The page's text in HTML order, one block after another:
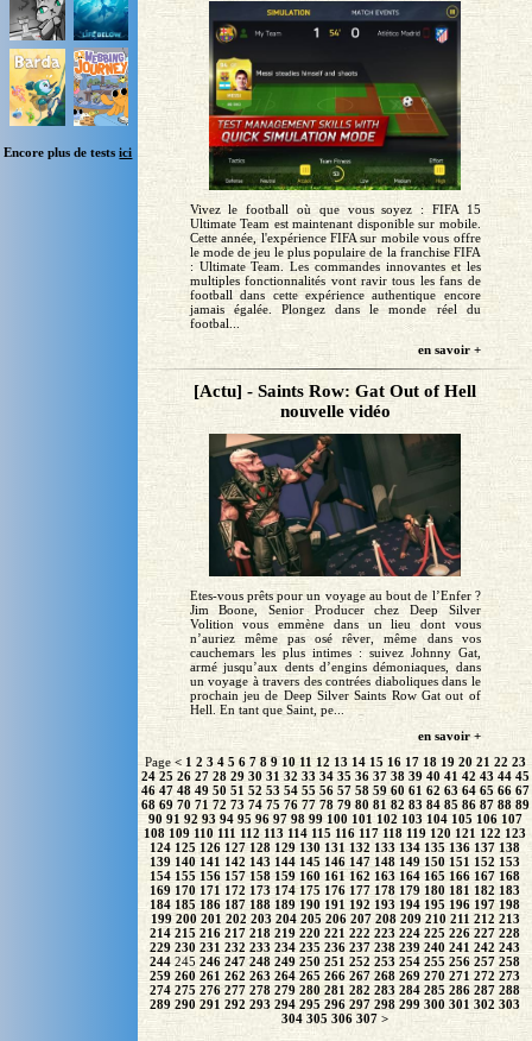
Encore plus de testsici
Vivez le football où que vous soyez : FIFA 15
Ultimate Team est maintenant disponible sur mobile.
Cette année, l'expérience FIFA sur mobile vous offre
le mode de jeu le plus populaire de la franchise FIFA
: Ultimate Team. Les commandes innovantes et les
multiples fonctionnalités vont ravir tous les fans de
football dans cette expérience authentique encore
jamais égalée. Plongez dans le monde réel du
footbal...
en savoir +
[Actu] - Saints Row: Gat Out of Hell
nouvelle vidéo
Etes-vous prêts pour un voyage au bout de l’Enfer ?
Jim Boone, Senior Producer chez Deep Silver
Volition vous emmène dans un lieu dont vous
n’auriez même pas osé rêver, même dans vos
cauchemars les plus intimes : suivez Johnny Gat,
armé jusqu’aux dents d’engins démoniaques, dans
un voyage à travers des contrées diaboliques dans le
prochain jeu de Deep Silver Saints Row Gat out of
Hell. En tant que Saint, pe...
en savoir +
Page < 1 2 3 4 5 6 7 8 9 10 11 12 13 14 15 16 17 18 19 20 21 22 23
24 25 26 27 28 29 30 31 32 33 34 35 36 37 38 39 40 41 42 43 44 45
46 47 48 49 50 51 52 53 54 55 56 57 58 59 60 61 62 63 64 65 66 67
68 69 70 71 72 73 74 75 76 77 78 79 80 81 82 83 84 85 86 87 88 89
90 91 92 93 94 95 96 97 98 99 100 101 102 103 104 105 106 107
108 109 110 111 112 113 114 115 116 117 118 119 120 121 122 123
124 125 126 127 128 129 130 131 132 133 134 135 136 137 138
139 140 141 142 143 144 145 146 147 148 149 150 151 152 153
154 155 156 157 158 159 160 161 162 163 164 165 166 167 168
169 170 171 172 173 174 175 176 177 178 179 180 181 182 183
184 185 186 187 188 189 190 191 192 193 194 195 196 197 198
199 200 201 202 203 204 205 206 207 208 209 210 211 212 213
214 215 216 217 218 219 220 221 222 223 224 225 226 227 228
229 230 231 232 233 234 235 236 237 238 239 240 241 242 243
244 245246 247 248 249 250 251 252 253 254 255 256 257 258
259 260 261 262 263 264 265 266 267 268 269 270 271 272 273
274 275 276 277 278 279 280 281 282 283 284 285 286 287 288
289 290 291 292 293 294 295 296 297 298 299 300 301 302 303
304 305 306 307 >